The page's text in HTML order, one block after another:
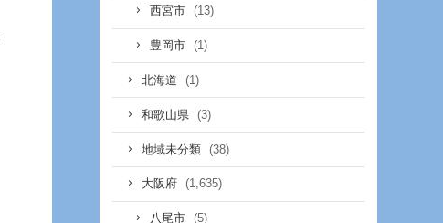
西宮市 (13)
豊岡市 (1)
北海道 (1)
和歌山県 (3)
地域未分類 (38)
大阪府 (1,635)
八尾市 (5)